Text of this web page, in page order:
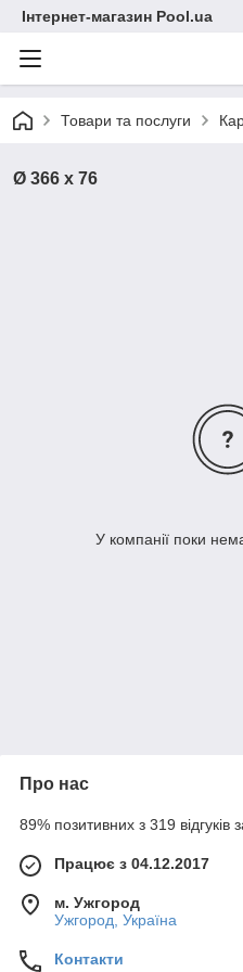
Інтернет-магазин Pool.ua
Товари та послуги
Ø 366 x 76
У компанії поки
Про нас
89% позитивних з 319 відгуків
Працює з 04.12.2017
м. Ужгород
Ужгород, Україна
Контакти